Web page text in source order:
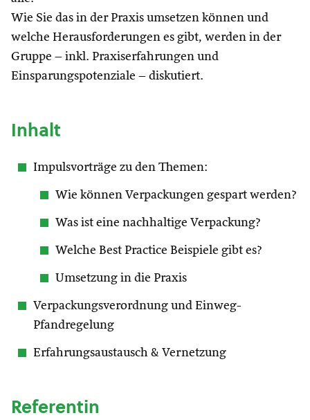
Wie Sie das in der Praxis umsetzen können und
welche Herausforderungen es gibt, werden in der
Gruppe – inkl. Praxiserfahrungen und
Einsparungspotenziale – diskutiert.
Inhalt
Impulsvorträge zu den Themen:
Wie können Verpackungen gespart werden?
Was ist eine nachhaltige Verpackung?
Welche Best Practice Beispiele gibt es?
Umsetzung in die Praxis
Verpackungsverordnung und Einweg-
Pfandregelung
Erfahrungsaustausch & Vernetzung
Referentin